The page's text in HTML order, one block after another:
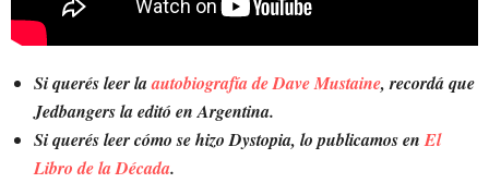
Si querés leer laautobiografía de Dave Mustaine, recordá que
Jedbangers la editó en Argentina.
Si querés leer cómo se hizo Dystopia, lo publicamos enEl
Libro de la Década.